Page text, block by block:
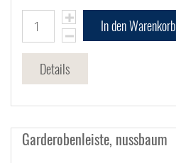
In den Warenkorb
Details
Garderobenleiste, nussbaum